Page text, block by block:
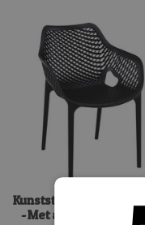
Kunststof Terrasstoel
- Met armleuning -